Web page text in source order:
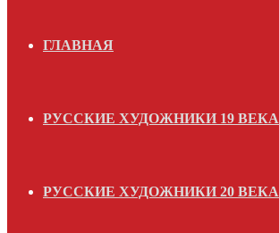
ГЛАВНАЯ
РУССКИЕ ХУДОЖНИКИ 19 ВЕКА
РУССКИЕ ХУДОЖНИКИ 20 ВЕКА